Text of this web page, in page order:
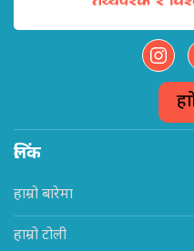
लिंक
हाम्रो बारेमा
हाम्रो टोली